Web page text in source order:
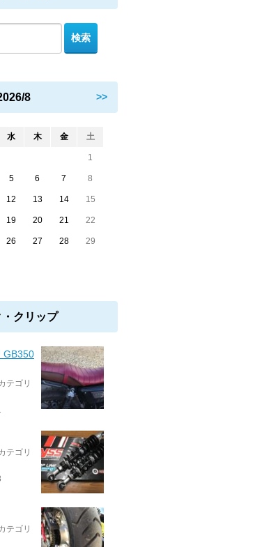
8 >>
水 木 金 土
1
5 6 7 8
12 13 14 15
19 20 21 22
26 27 28 29
・クリップ
GB350
テゴリ
テゴリ
テゴリ